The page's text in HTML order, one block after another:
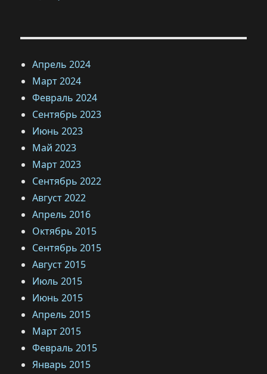
Апрель 2024
Март 2024
Февраль 2024
Сентябрь 2023
Июнь 2023
Май 2023
Март 2023
Сентябрь 2022
Август 2022
Апрель 2016
Октябрь 2015
Сентябрь 2015
Август 2015
Июль 2015
Июнь 2015
Апрель 2015
Март 2015
Февраль 2015
Январь 2015